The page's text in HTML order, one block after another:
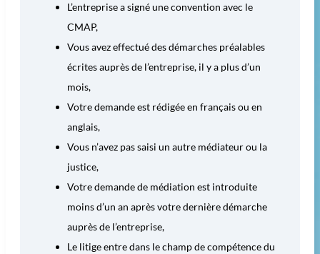
L’entreprise a signé une convention avec le
CMAP,
Vous avez effectué des démarches préalables
écrites auprès de l’entreprise, il y a plus d’un
mois,
Votre demande est rédigée en français ou en
anglais,
Vous n’avez pas saisi un autre médiateur ou la
justice,
Votre demande de médiation est introduite
moins d’un an après votre dernière démarche
auprès de l’entreprise,
Le litige entre dans le champ de compétence du